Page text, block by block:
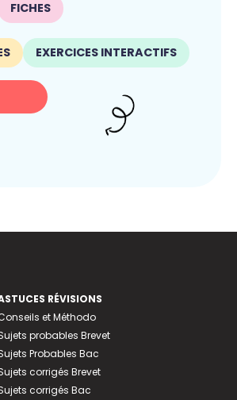
FICHES
EXERCICES INTERACTIFS
RÉVISIONS
et Méthodo
probables Brevet
Probables Bac
corrigés Brevet
corrigés Bac